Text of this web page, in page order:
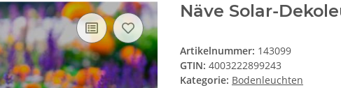
Näve Solar-
Artikelnummer: 143099
GTIN: 4003222899243
Kategorie: Bodenleuchten